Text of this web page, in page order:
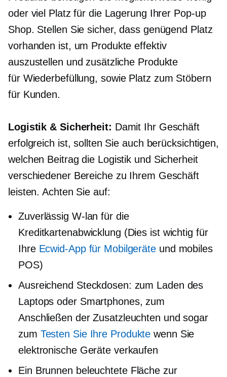
oder viel Platz für die Lagerung Ihrer Pop-up
Shop. Stellen Sie sicher, dass genügend Platz
vorhanden ist, um Produkte effektiv
auszustellen und zusätzliche Produkte
für Wiederbefüllung, sowie Platz zum Stöbern
für Kunden.
Logistik & Sicherheit: Damit Ihr Geschäft
erfolgreich ist, sollten Sie auch berücksichtigen,
welchen Beitrag die Logistik und Sicherheit
verschiedener Bereiche zu Ihrem Geschäft
leisten. Achten Sie auf:
Zuverlässig W-lan für die
Kreditkartenabwicklung (Dies ist wichtig für
Ihre Ecwid-App für Mobilgeräte und mobiles
POS)
Ausreichend Steckdosen: zum Laden des
Laptops oder Smartphones, zum
Anschließen der Zusatzleuchten und sogar
zum Testen Sie Ihre Produkte wenn Sie
elektronische Geräte verkaufen
Ein Brunnen beleuchtete Fläche zur